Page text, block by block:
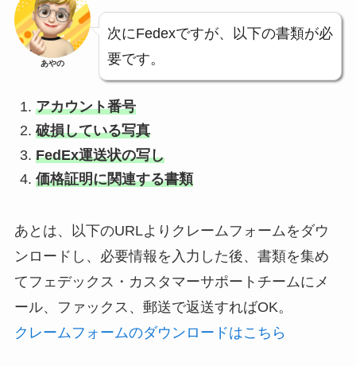
あやの
次にFedexですが、以下の書類が必
要です。
アカウント番号
破損している写真
FedEx運送状の写し
価格証明に関連する書類
あとは、以下のURLよりクレームフォームをダウ
ンロードし、必要情報を入力した後、書類を集め
てフェデックス・カスタマーサポートチームにメ
ール、ファックス、郵送で返送すればOK。
クレームフォームのダウンロードはこちら